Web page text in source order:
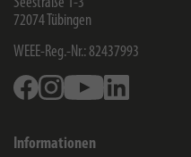
72074 Tübingen
WEEE-Reg.-Nr.: 82437993
FacebookInstagramYoutube
Informationen